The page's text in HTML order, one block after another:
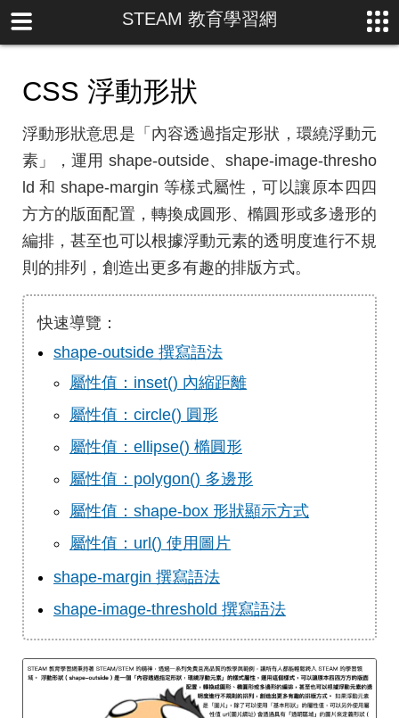
STEAM 教育學習網
CSS 浮動形狀
浮動形狀意思是「內容透過指定形狀，環繞浮動元
素」，運用 shape-outside、shape-image-thresho
ld 和 shape-margin 等樣式屬性，可以讓原本四四
方方的版面配置，轉換成圓形、橢圓形或多邊形的
編排，甚至也可以根據浮動元素的透明度進行不規
則的排列，創造出更多有趣的排版方式。
快速導覽：
shape-outside 撰寫語法
屬性值：inset() 內縮距離
屬性值：circle() 圓形
屬性值：ellipse() 橢圓形
屬性值：polygon() 多邊形
屬性值：shape-box 形狀顯示方式
屬性值：url() 使用圖片
shape-margin 撰寫語法
shape-image-threshold 撰寫語法